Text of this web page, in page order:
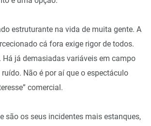
estruturante na vida de muita gente. A
cá fora exige rigor de todos.
já demasiadas variáveis em campo
Não é por aí que o espectáculo
comercial.
são os seus incidentes mais estanques,